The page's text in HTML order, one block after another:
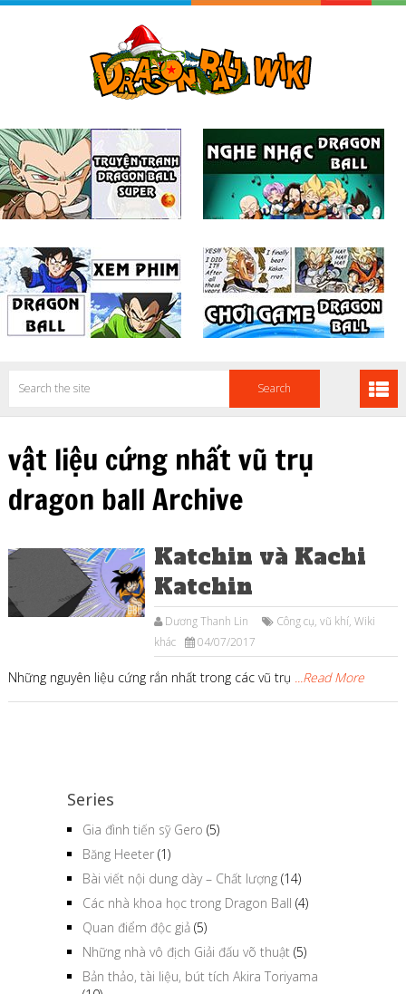
vật liệu cứng nhất vũ trụ
dragon ball Archive
Katchin và Kachi
Katchin
Dương Thanh Lin Công cụ, vũ khí,Wiki
khác
04/07/2017
Những nguyên liệu cứng rắn nhất trong các vũ trụ ...Read More
Series
Gia đình tiến sỹ Gero (5)
Băng Heeter (1)
Bài viết nội dung dày – Chất lượng (14)
Các nhà khoa học trong Dragon Ball (4)
Quan điểm độc giả (5)
Những nhà vô địch Giải đấu võ thuật (5)
Bản thảo, tài liệu, bút tích Akira Toriyama